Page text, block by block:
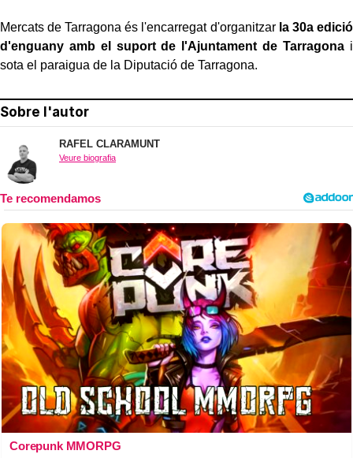
Mercats de Tarragona és l'encarregat d'organitzar la 30a edició
d'enguany amb el suport de l'Ajuntament de Tarragona i
sota el paraigua de la Diputació de Tarragona.
Sobre l'autor
RAFEL CLARAMUNT
Veure biografia
Corepunk MMORPG